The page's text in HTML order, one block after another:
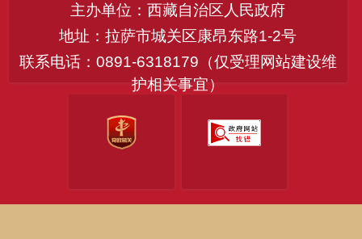
主办单位：西藏自治区人民政府
地址：拉萨市城关区康昂东路1-2号
联系电话：0891-6318179（仅受理网站建设维
护相关事宜）